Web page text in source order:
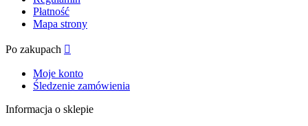
Płatność
Mapa strony
Po zakupach 
Moje konto
Śledzenie zamówienia
Informacja o sklepie